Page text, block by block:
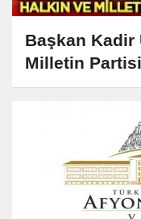
Başkan Kadir
Milletin